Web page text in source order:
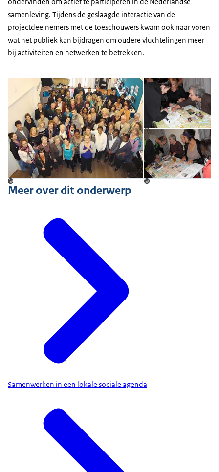
samenleving. Tijdens de geslaagde interactie van de
projectdeelnemers met de toeschouwers kwam ook naar voren
wat het publiek kan bijdragen om oudere vluchtelingen meer
bij activiteiten en netwerken te betrekken.
Open de galerij in vergrote
©
©
©
Meer over dit onderwerp
Samenwerken in een lokale sociale agenda